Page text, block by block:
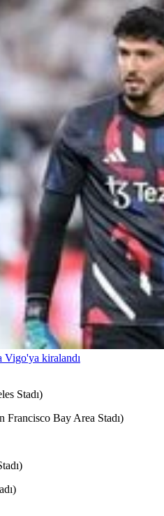
Vigo'ya kiralandı
Stadı)
Francisco Bay Area Stadı)